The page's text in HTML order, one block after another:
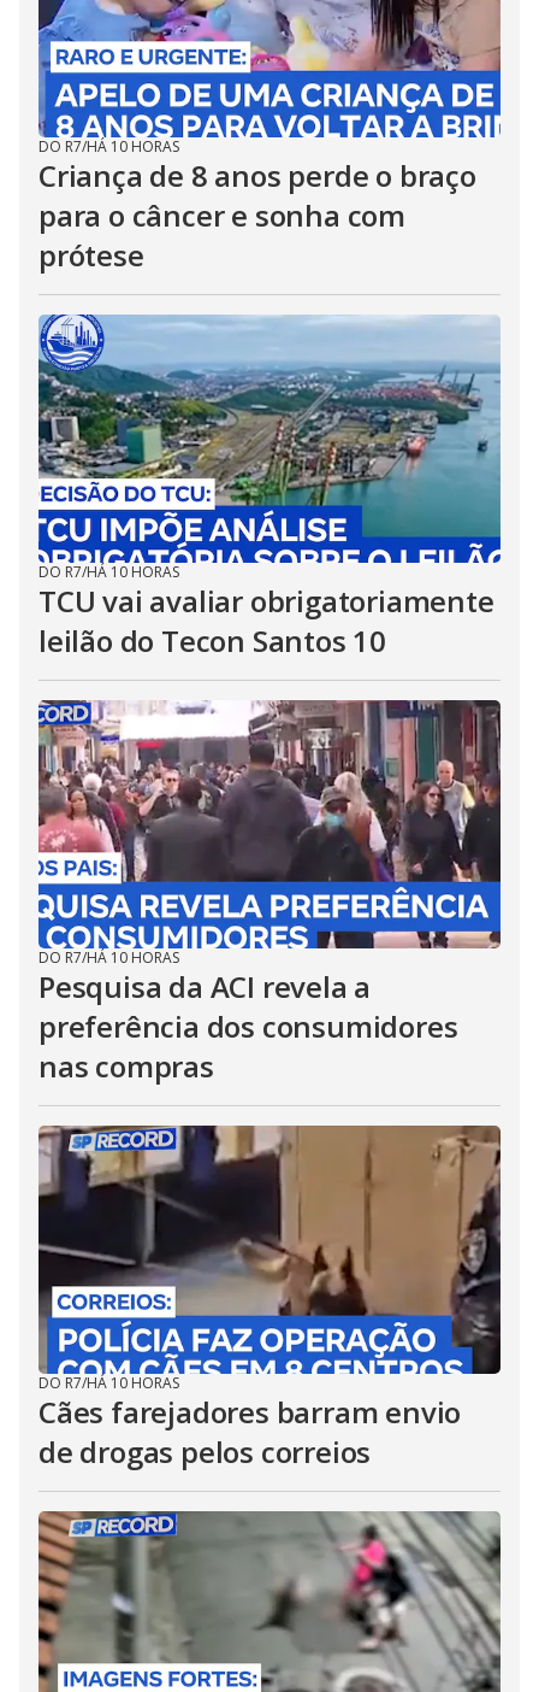
DO R7/HÁ 10 HORAS
Criança de 8 anos perde o braço
para o câncer e sonha com
prótese
DO R7/HÁ 10 HORAS
TCU vai avaliar obrigatoriamente
leilão do Tecon Santos 10
DO R7/HÁ 10 HORAS
Pesquisa da ACI revela a
preferência dos consumidores
nas compras
DO R7/HÁ 10 HORAS
Cães farejadores barram envio
de drogas pelos correios